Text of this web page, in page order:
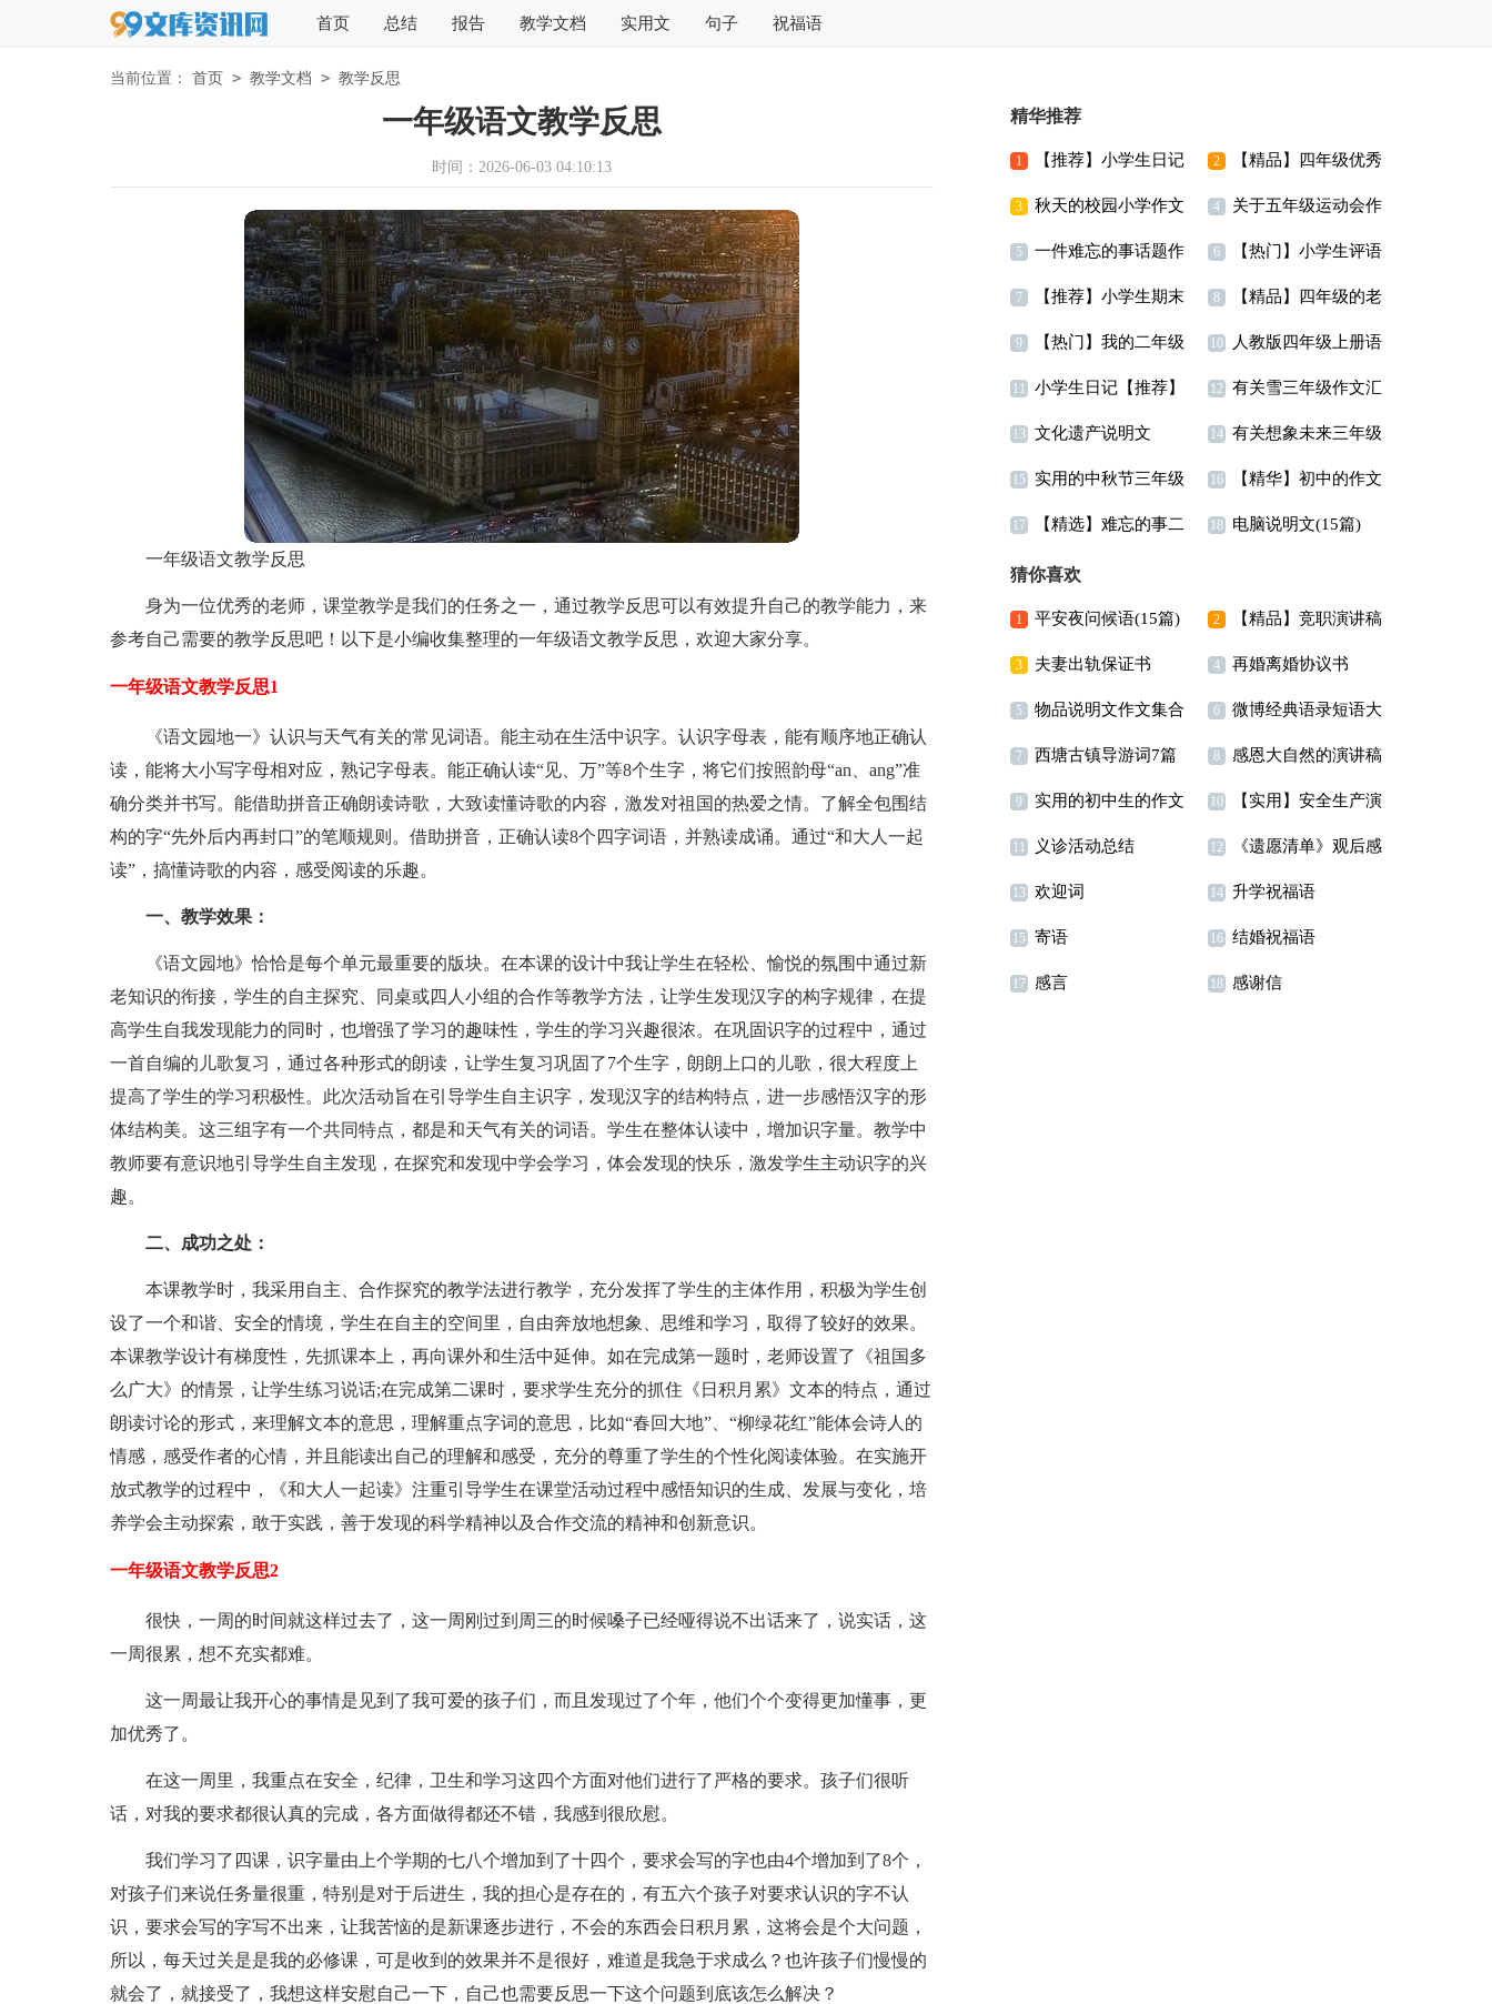
首页 总结 报告 教学文档 实用文 句子 祝福语
当前位置： 首页 > 教学文档 > 教学反思
一年级语文教学反思
时间：2026-06-03 04:10:13
一年级语文教学反思
身为一位优秀的老师，课堂教学是我们的任务之一，通过教学反思可以有效提升自己的教学能力，来
参考自己需要的教学反思吧！以下是小编收集整理的一年级语文教学反思，欢迎大家分享。
一年级语文教学反思1
《语文园地一》认识与天气有关的常见词语。能主动在生活中识字。认识字母表，能有顺序地正确认
读，能将大小写字母相对应，熟记字母表。能正确认读“见、万”等8个生字，将它们按照韵母“an、ang”准
确分类并书写。能借助拼音正确朗读诗歌，大致读懂诗歌的内容，激发对祖国的热爱之情。了解全包围结
构的字“先外后内再封口”的笔顺规则。借助拼音，正确认读8个四字词语，并熟读成诵。通过“和大人一起
读”，搞懂诗歌的内容，感受阅读的乐趣。
一、教学效果：
《语文园地》恰恰是每个单元最重要的版块。在本课的设计中我让学生在轻松、愉悦的氛围中通过新
老知识的衔接，学生的自主探究、同桌或四人小组的合作等教学方法，让学生发现汉字的构字规律，在提
高学生自我发现能力的同时，也增强了学习的趣味性，学生的学习兴趣很浓。在巩固识字的过程中，通过
一首自编的儿歌复习，通过各种形式的朗读，让学生复习巩固了7个生字，朗朗上口的儿歌，很大程度上
提高了学生的学习积极性。此次活动旨在引导学生自主识字，发现汉字的结构特点，进一步感悟汉字的形
体结构美。这三组字有一个共同特点，都是和天气有关的词语。学生在整体认读中，增加识字量。教学中
教师要有意识地引导学生自主发现，在探究和发现中学会学习，体会发现的快乐，激发学生主动识字的兴
趣。
二、成功之处：
本课教学时，我采用自主、合作探究的教学法进行教学，充分发挥了学生的主体作用，积极为学生创
设了一个和谐、安全的情境，学生在自主的空间里，自由奔放地想象、思维和学习，取得了较好的效果。
本课教学设计有梯度性，先抓课本上，再向课外和生活中延伸。如在完成第一题时，老师设置了《祖国多
么广大》的情景，让学生练习说话;在完成第二课时，要求学生充分的抓住《日积月累》文本的特点，通过
朗读讨论的形式，来理解文本的意思，理解重点字词的意思，比如“春回大地”、“柳绿花红”能体会诗人的
情感，感受作者的心情，并且能读出自己的理解和感受，充分的尊重了学生的个性化阅读体验。在实施开
放式教学的过程中，《和大人一起读》注重引导学生在课堂活动过程中感悟知识的生成、发展与变化，培
养学会主动探索，敢于实践，善于发现的科学精神以及合作交流的精神和创新意识。
一年级语文教学反思2
很快，一周的时间就这样过去了，这一周刚过到周三的时候嗓子已经哑得说不出话来了，说实话，这
一周很累，想不充实都难。
这一周最让我开心的事情是见到了我可爱的孩子们，而且发现过了个年，他们个个变得更加懂事，更
加优秀了。
在这一周里，我重点在安全，纪律，卫生和学习这四个方面对他们进行了严格的要求。孩子们很听
话，对我的要求都很认真的完成，各方面做得都还不错，我感到很欣慰。
我们学习了四课，识字量由上个学期的七八个增加到了十四个，要求会写的字也由4个增加到了8个，
对孩子们来说任务量很重，特别是对于后进生，我的担心是存在的，有五六个孩子对要求认识的字不认
识，要求会写的字写不出来，让我苦恼的是新课逐步进行，不会的东西会日积月累，这将会是个大问题，
所以，每天过关是是我的必修课，可是收到的效果并不是很好，难道是我急于求成么？也许孩子们慢慢的
就会了，就接受了，我想这样安慰自己一下，自己也需要反思一下这个问题到底该怎么解决？
精华推荐
1 【推荐】小学生日记 2 【精品】四年级优秀
作文锦集八篇
3 秋天的校园小学作文 4 关于五年级运动会作
文汇编九篇
5 一件难忘的事话题作
文
6 【热门】小学生评语
7 【推荐】小学生期末
评语
8 【精品】四年级的老
师的作文合集十篇
9 【热门】我的二年级
作文300字锦集10篇
10 人教版四年级上册语
文教学计划
11 小学生日记【推荐】 12 有关雪三年级作文汇
编9篇
13 文化遗产说明文 14 有关想象未来三年级
作文300字三篇
15 实用的中秋节三年级
作文七篇
16 【精华】初中的作文
300字锦集9篇
17 【精选】难忘的事二
年级作文300字锦集8篇
18 电脑说明文(15篇)
猜你喜欢
1 平安夜问候语(15篇) 2 【精品】竞职演讲稿
汇编七篇
3 夫妻出轨保证书 4 再婚离婚协议书
5 物品说明文作文集合
八篇
6 微博经典语录短语大
全
7 西塘古镇导游词7篇 8 感恩大自然的演讲稿
9 实用的初中生的作文
300字汇编5篇
10 【实用】安全生产演
讲稿四篇
11 义诊活动总结 12 《遗愿清单》观后感
13 欢迎词 14 升学祝福语
15 寄语 16 结婚祝福语
17 感言 18 感谢信